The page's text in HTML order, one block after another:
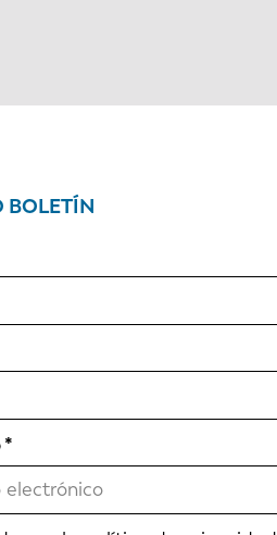
BOLETÍN